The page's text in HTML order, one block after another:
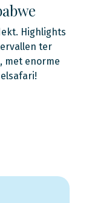
Highlights
ter
met enorme